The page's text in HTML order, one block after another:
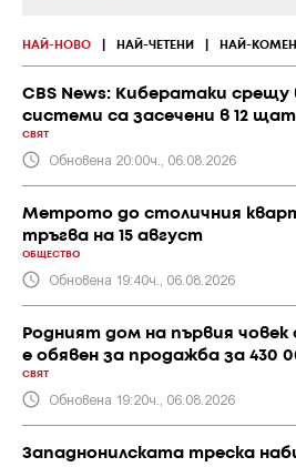
НАЙ-НОВО НАЙ-ЧЕТЕНИ НАЙ-
CBS News: Кибератаки
системи са засечени в 12
СВЯТ
Обновена 20:00ч., 06.08.2026
Метрото до столичния
тръгва на 15 август
ОБЩЕСТВО
Обновена 19:40ч., 06.08.2026
Родният дом на първия
е обявен за продажба за 430
СВЯТ
Обновена 19:20ч., 06.08.2026
Западнонилската треска